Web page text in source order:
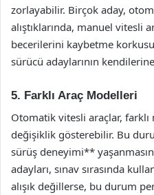
zorlayabilir. Birçok aday,
alıştıklarında, manuel vitesli
becerilerini kaybetme
sürücü adaylarının
5. Farklı Araç Modelleri
Otomatik vitesli araçlar,
değişiklik gösterebilir. Bu
sürüş deneyimi**
adayları, sınav sırasında
alışık değillerse, bu durum